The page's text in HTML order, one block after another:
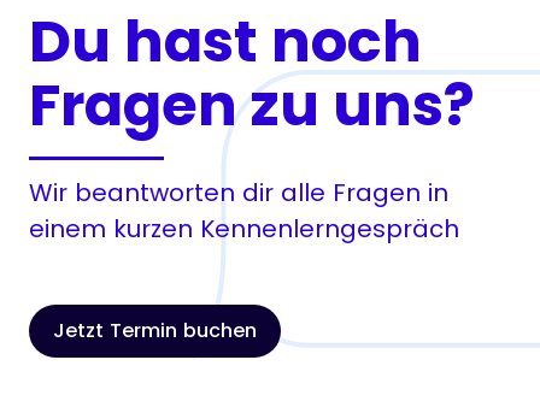
Du hast noch
Fragen zu uns?
Wir beantworten dir alle Fragen in
einem kurzen Kennenlerngespräch
Jetzt Termin buchen